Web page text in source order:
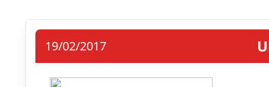
19/02/2017